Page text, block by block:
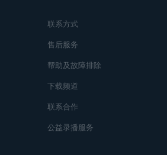
联系方式
售后服务
帮助及故障排除
下载频道
联系合作
公益录播服务